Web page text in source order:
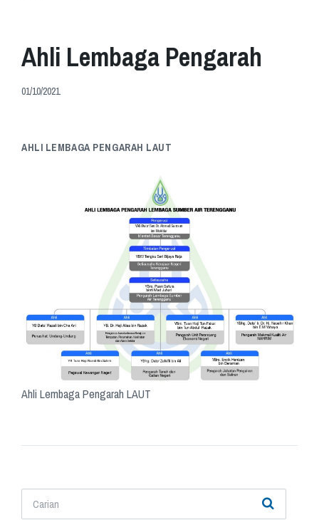
Ahli Lembaga Pengarah
01/10/2021
AHLI LEMBAGA PENGARAH LAUT
Ahli Lembaga Pengarah LAUT